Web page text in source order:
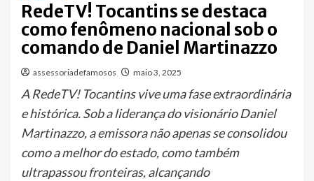
RedeTV! Tocantins se destaca
como fenômeno nacional sob o
comando de Daniel Martinazzo
assessoriadefamosos maio 3, 2025
A RedeTV! Tocantins vive uma fase extraordinária
e histórica. Sob a liderança do visionário Daniel
Martinazzo, a emissora não apenas se consolidou
como a melhor do estado, como também
ultrapassou fronteiras, alcançando